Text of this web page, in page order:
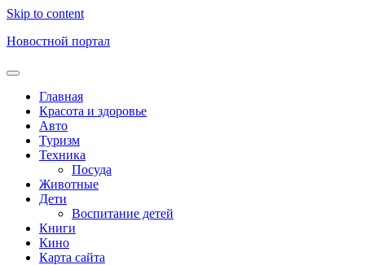
Skip to content
Новостной портал
Главная
Красота и здоровье
Авто
Туризм
Техника
Посуда
Животные
Дети
Воспитание детей
Книги
Кино
Карта сайта